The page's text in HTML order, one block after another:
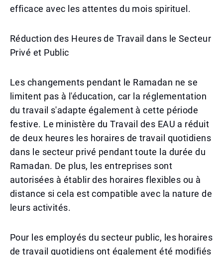
efficace avec les attentes du mois spirituel.
Réduction des Heures de Travail dans le Secteur
Privé et Public
Les changements pendant le Ramadan ne se
limitent pas à l'éducation, car la réglementation
du travail s'adapte également à cette période
festive. Le ministère du Travail des EAU a réduit
de deux heures les horaires de travail quotidiens
dans le secteur privé pendant toute la durée du
Ramadan. De plus, les entreprises sont
autorisées à établir des horaires flexibles ou à
distance si cela est compatible avec la nature de
leurs activités.
Pour les employés du secteur public, les horaires
de travail quotidiens ont également été modifiés